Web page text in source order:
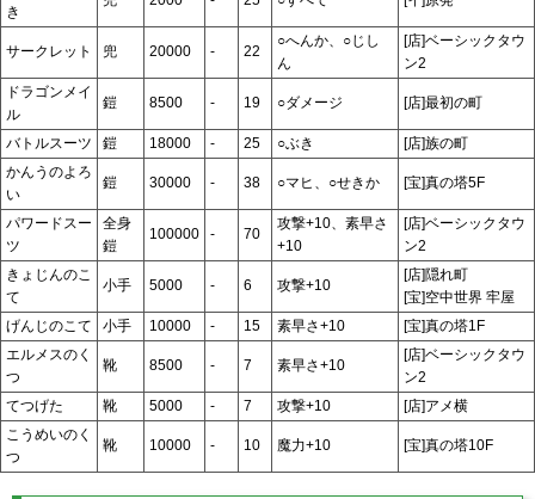
き
サークレット 兜 20000 - 22
○へんか、○じし
ん
[店]ベーシックタウ
ン2
ドラゴンメイ
ル
鎧 8500 - 19 ○ダメージ [店]最初の町
バトルスーツ 鎧 18000 - 25 ○ぶき
[店]族の町
かんうのよろ
い
鎧 30000 - 38 ○マヒ、○せきか [宝]真の塔5F
パワードスー
ツ
全身
鎧
100000 - 70
攻撃+10、素早さ
+10
[店]ベーシックタウ
ン2
きょじんのこ
て
小手 5000 - 6 攻撃+10
[店]隠れ町
[宝]空中世界 牢屋
げんじのこて
小手 10000 - 15 素早さ+10
[宝]真の塔1F
エルメスのく
つ
靴 8500 - 7 素早さ+10
[店]ベーシックタウ
ン2
てつげた
靴 5000 - 7 攻撃+10
[店]アメ横
こうめいのく
つ
靴 10000 - 10 魔力+10 [宝]真の塔10F